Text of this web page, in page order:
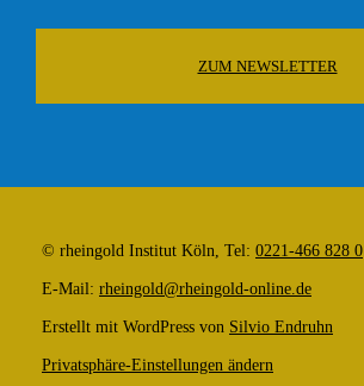
ZUM NEWSLETTER
© rheingold Institut Köln, Tel: 0221-466 828 0
E-Mail: rheingold@rheingold-online.de
Erstellt mit WordPress von Silvio Endruhn
Privatsphäre-Einstellungen ändern